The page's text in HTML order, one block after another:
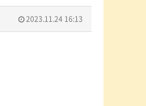
2023.11.24 16:13